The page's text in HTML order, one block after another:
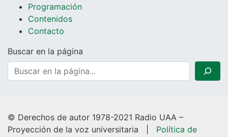
Programación
Contenidos
Contacto
Buscar en la página
© Derechos de autor 1978-2021 Radio UAA –
Proyección de la voz universitaria | Política de